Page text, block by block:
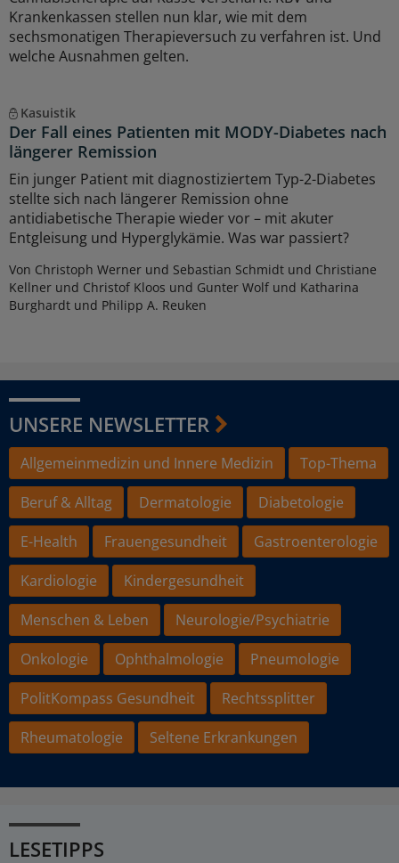
Krankenkassen stellen nun klar, wie mit dem
sechsmonatigen Therapieversuch zu verfahren ist. Und
welche Ausnahmen gelten.
Kasuistik
Der Fall eines Patienten mit MODY-Diabetes nach
längerer Remission
Ein junger Patient mit diagnostiziertem Typ-2-Diabetes
stellte sich nach längerer Remission ohne
antidiabetische Therapie wieder vor – mit akuter
Entgleisung und Hyperglykämie. Was war passiert?
Von Christoph Werner und Sebastian Schmidt und Christiane
Kellner und Christof Kloos und Gunter Wolf und Katharina
Burghardt und Philipp A. Reuken
UNSERE NEWSLETTER
Allgemeinmedizin und Innere Medizin
Top-Thema
Beruf & Alltag
Dermatologie
Diabetologie
E-Health
Frauengesundheit
Gastroenterologie
Kardiologie
Kindergesundheit
Menschen & Leben
Neurologie/Psychiatrie
Onkologie
Ophthalmologie
Pneumologie
PolitKompass Gesundheit
Rechtssplitter
Rheumatologie
Seltene Erkrankungen
LESETIPPS